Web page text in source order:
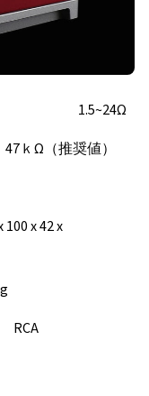
ス： 1.5~24Ω
（推奨値）
42 x